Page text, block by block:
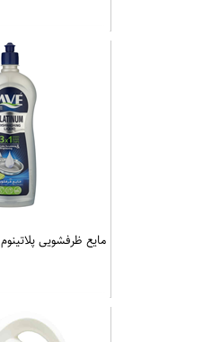
مایع ظرفشویی پلاتینوم 750 گرم اوه